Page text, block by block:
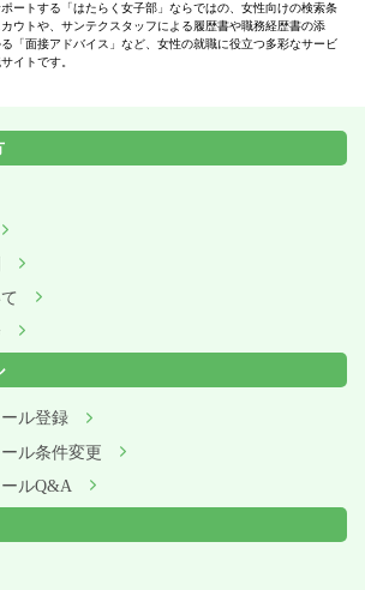
ートする「はたらく女子部」ならではの、女性向けの検索条
ウトや、サンテクスタッフによる履歴書や職務経歴書の添
「面接アドバイス」など、女性の就職に役立つ多彩なサービ
イトです。
ル登録
ル条件変更
ルQ&A